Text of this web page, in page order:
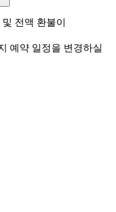
전액 환불이
예약 일정을 변경하실